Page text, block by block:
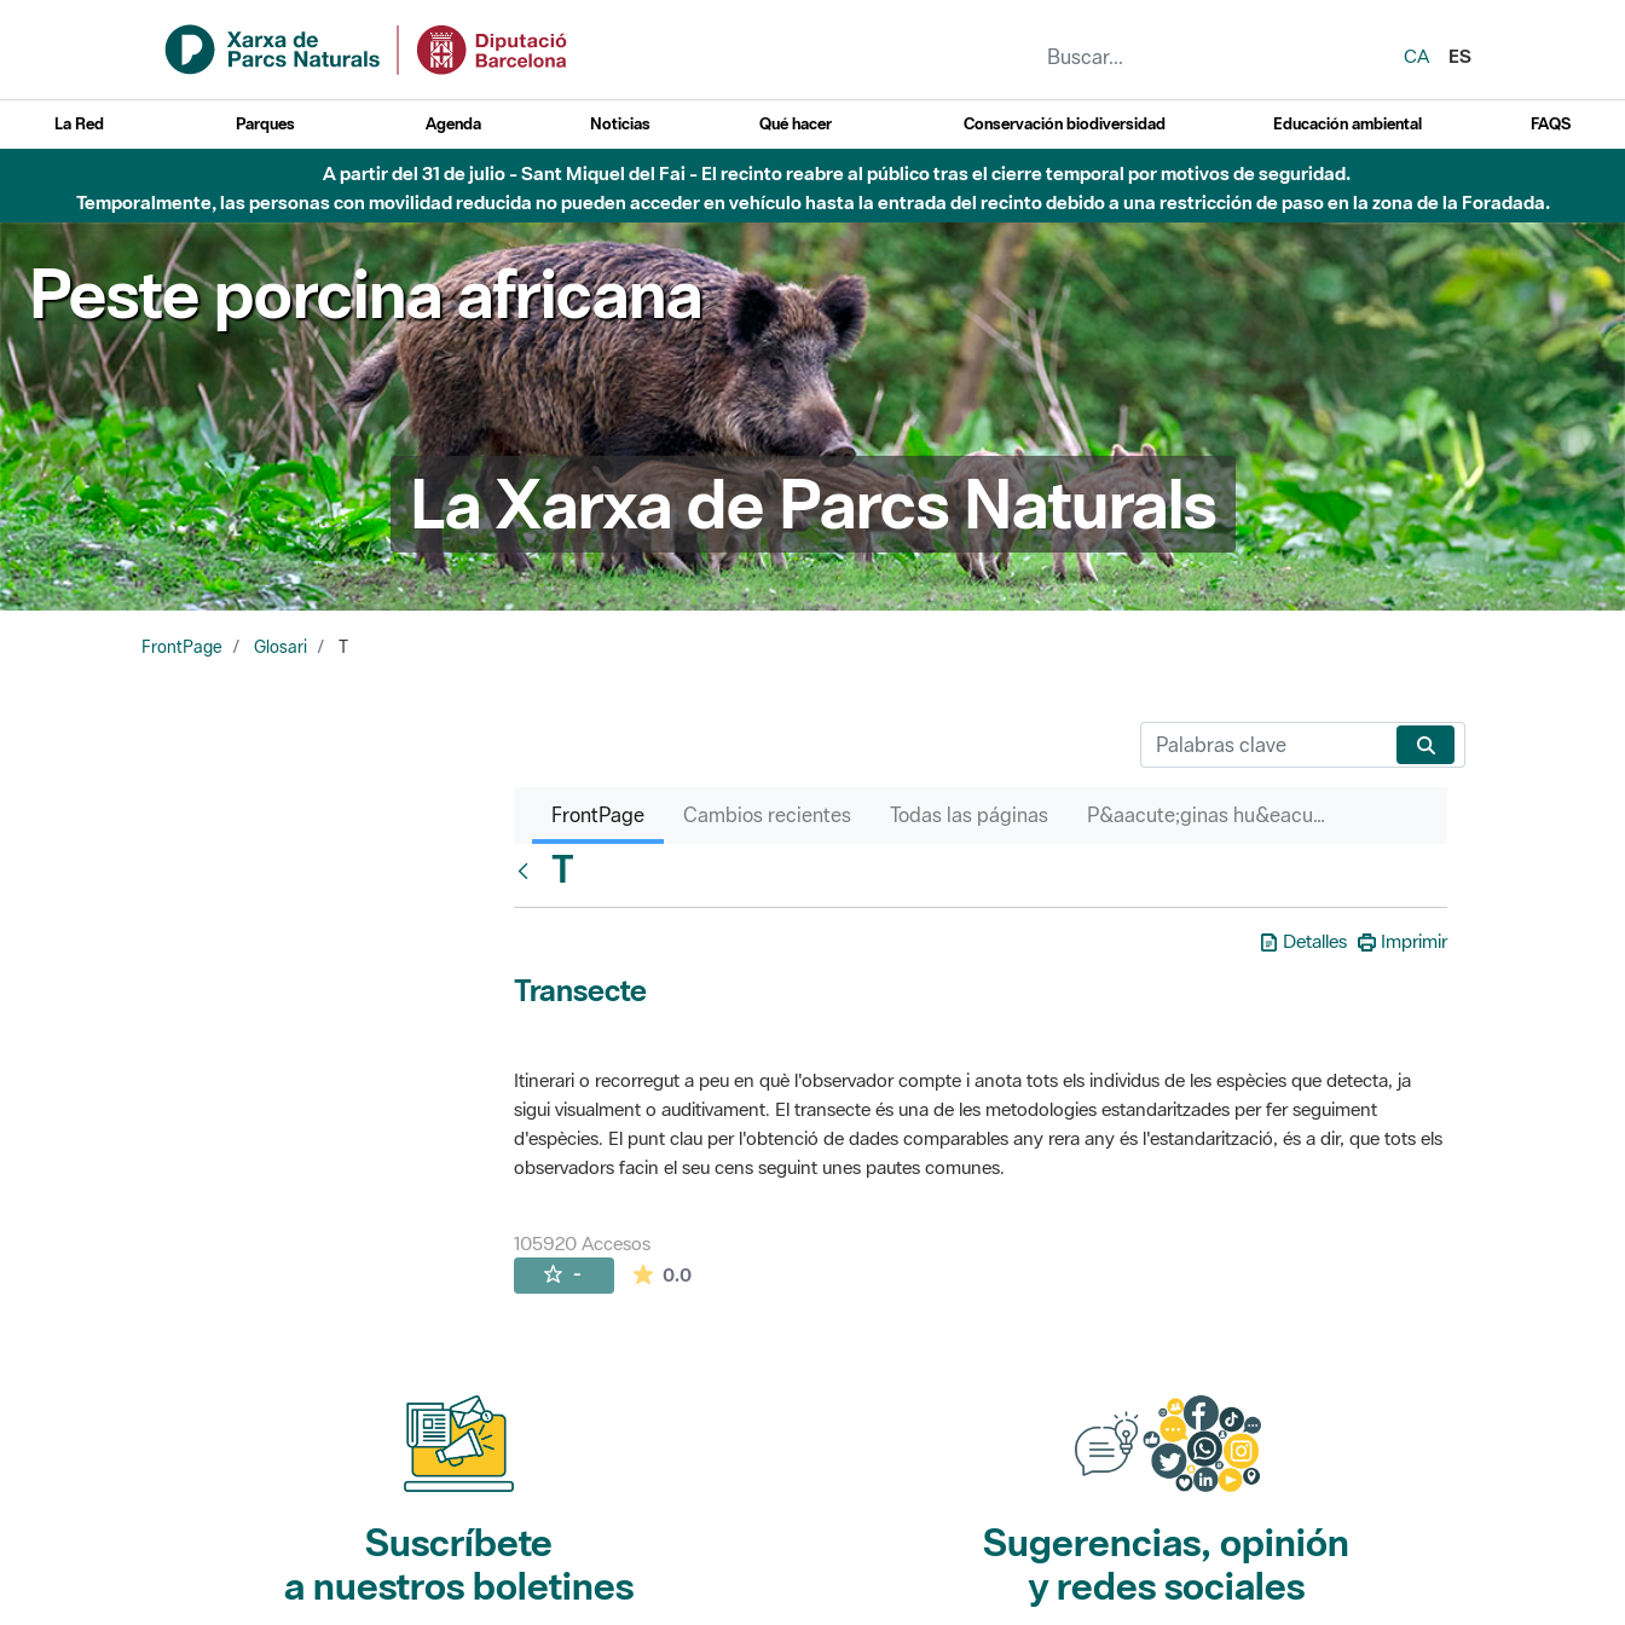
Saltar al contenido principal
CA
ES
La Red Parques Agenda Noticias Qué hacer Conservación biodiversidad Educación ambiental FAQS
A partir del 31 de julio - Sant Miquel del Fai - El recinto reabre al público tras el cierre temporal por motivos de seguridad.
Temporalmente, las personas con movilidad reducida no pueden acceder en vehículo hasta la entrada del recinto debido a una restricción de paso en la zona de la Foradada.
Peste porcina africana
La Xarxa de Parcs Naturals
FrontPage Glosari T
FrontPage Cambios recientes Todas las páginas P&aacute;ginas hu&eacute;rfanas
T
Detalles Imprimir
Transecte
Itinerari o recorregut a peu en què l'observador compte i anota tots els individus de les espècies que detecta, ja
sigui visualment o auditivament. El transecte és una de les metodologies estandaritzades per fer seguiment
d'espècies. El punt clau per l'obtenció de dades comparables any rera any és l'estandarització, és a dir, que tots els
observadors facin el seu cens seguint unes pautes comunes.
105920 Accesos
- 0.0La valoración media es de 0 estrellas de 5.
Suscríbete
a nuestros boletines
Sugerencias, opinión
y redes sociales